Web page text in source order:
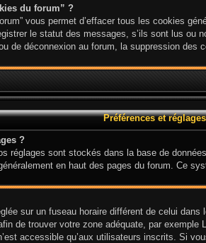
du forum” ?
vous permet d’effacer tous les cookies
le statut des messages, s’ils sont lus
de déconnexion au forum, la suppression des
Préférences et
?
réglages sont stockés dans la base de
en haut des pages du forum. Ce
sur un fuseau horaire différent de celui
de trouver votre zone adéquate, par
accessible qu’aux utilisateurs inscrits. Si